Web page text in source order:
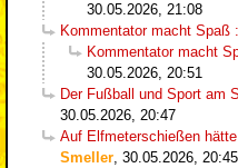
30.05.2026, 21:08
Kommentator macht Spaß
Kommentator macht
30.05.2026, 20:51
Der Fußball und Sport am
30.05.2026, 20:47
Auf Elfmeterschießen
Smeller, 30.05.2026, 20:45